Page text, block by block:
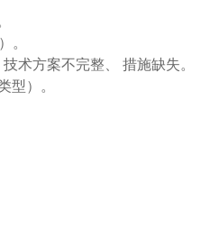
。
术方案不完整、 措施缺失。
型）。